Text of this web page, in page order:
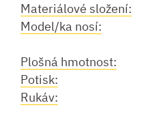
Materiálové složení:
Model/ka nosí:
Plošná hmotnost:
Potisk:
Rukáv: